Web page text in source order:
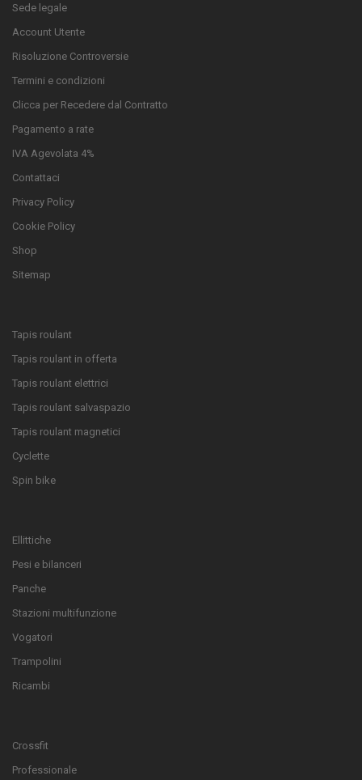
Sede legale
Account Utente
Risoluzione Controversie
Termini e condizioni
Clicca per Recedere dal Contratto
Pagamento a rate
IVA Agevolata 4%
Contattaci
Privacy Policy
Cookie Policy
Shop
Sitemap
Tapis roulant
Tapis roulant in offerta
Tapis roulant elettrici
Tapis roulant salvaspazio
Tapis roulant magnetici
Cyclette
Spin bike
Ellittiche
Pesi e bilanceri
Panche
Stazioni multifunzione
Vogatori
Trampolini
Ricambi
Crossfit
Professionale